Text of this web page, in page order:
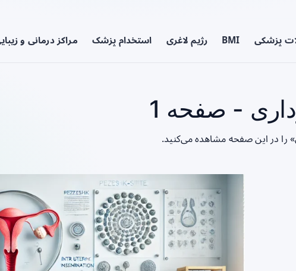
پزشکی BMI رژیم لاغری استخدام پزشک مراکز درمانی و
- صفحه 1
را در این صفحه مشاهده می‌کنید.